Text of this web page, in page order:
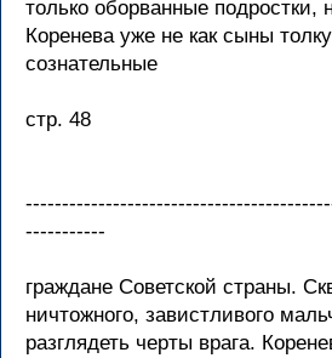
только оборванные подростки,
Коренева уже не как сыны
сознательные
стр. 48
-----------
граждане Советской страны.
ничтожного, завистливого
разглядеть черты врага.